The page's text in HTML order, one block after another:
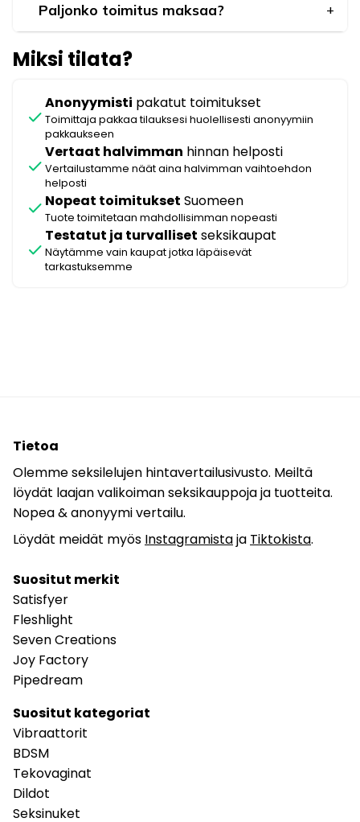
Paljonko toimitus maksaa?
Miksi tilata?
check
Anonyymisti pakatut toimitukset
Toimittaja pakkaa tilauksesi huolellisesti anonyymiin
pakkaukseen
check
Vertaat halvimman hinnan helposti
Vertailustamme näät aina halvimman vaihtoehdon
helposti
check Nopeat toimitukset Suomeen
Tuote toimitetaan mahdollisimman nopeasti
check
Testatut ja turvalliset seksikaupat
Näytämme vain kaupat jotka läpäisevät
tarkastuksemme
Tietoa
Olemme seksilelujen hintavertailusivusto. Meiltä
löydät laajan valikoiman seksikauppoja ja tuotteita.
Nopea & anonyymi vertailu.
Löydät meidät myös Instagramistaja Tiktokista.
Suositut merkit
Satisfyer
Fleshlight
Seven Creations
Joy Factory
Pipedream
Suositut kategoriat
Vibraattorit
BDSM
Tekovaginat
Dildot
Seksinuket